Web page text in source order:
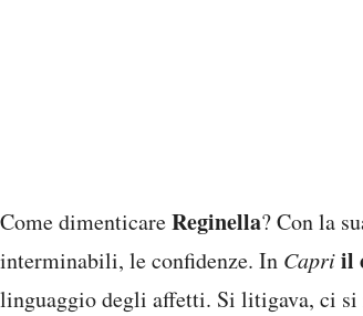
Come dimenticareReginella? Con la
interminabili, le confidenze. In Capriil
linguaggio degli affetti. Si litigava, ci si